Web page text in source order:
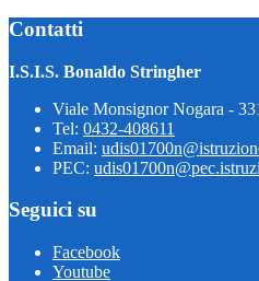
Contatti
I.S.I.S. Bonaldo Stringher
Viale Monsignor Nogara -
Tel: 0432-408611
Email:
PEC:
Seguici su
Facebook
Youtube